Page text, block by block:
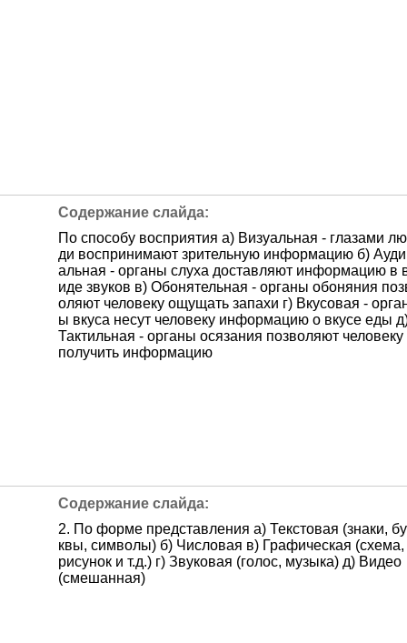
По способу восприятия а) Визуальная - глазами лю
ди воспринимают зрительную информацию б) Ауди
альная - органы слуха доставляют информацию в
иде звуков в) Обонятельная - органы обоняния
оляют человеку ощущать запахи г) Вкусовая -
ы вкуса несут человеку информацию о вкусе еды
Тактильная - органы осязания позволяют человеку
получить информацию
2. По форме представления а) Текстовая (знаки, бу
квы, символы) б) Числовая в) Графическая (схема,
рисунок и т.д.) г) Звуковая (голос, музыка) д) Видео
(смешанная)